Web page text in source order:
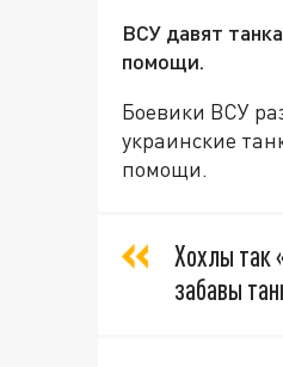
ВСУ давят
помощи.
Боевики ВСУ
украинские
помощи.
Хохлы так
забавы